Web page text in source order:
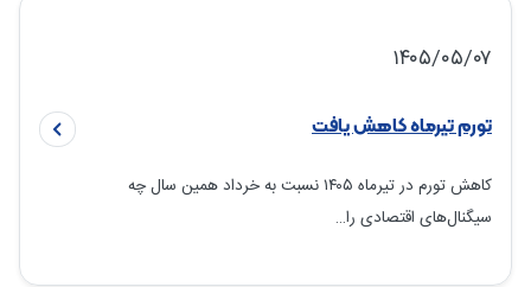
۱۴۰۵/۰۵/۰۷
تورم تیرماه کاهش یافت
کاهش تورم در تیرماه ۱۴۰۵ نسبت به خرداد همین سال چه
سیگنال‌های اقتصادی را…